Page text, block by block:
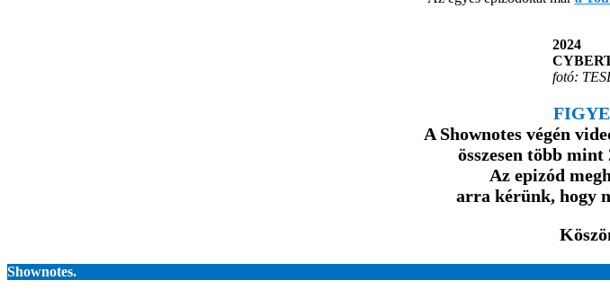
2024
fotó:
A Shownotes végén
összesen több
Az epizód
arra kérünk, hogy
Shownotes.